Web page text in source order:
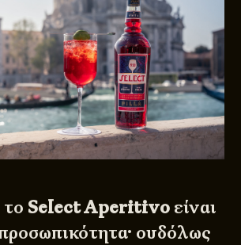
Select Aperitivo είναι
ουδόλως